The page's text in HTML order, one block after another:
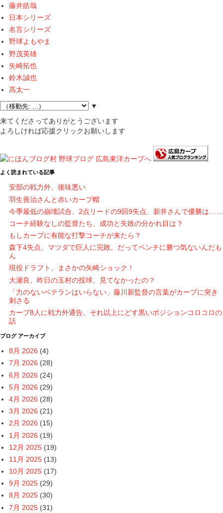
藤井皓哉
日本シリーズ
名言シリーズ
野球よもやま
野茂英雄
矢崎拓也
鈴木誠也
髙太一
▼
来てくださってありがとうございます
よろしければ応援クリックお願いします
よく読まれている記事
安部の戦力外、後味悪い
羽生善治さんと赤いカープ帽
今季最低の崩壊試合、2点リードの9回9失点、新井さんで優勝は……
コーチ経験なしの監督たち、成功と失敗の分かれ目は？
もしカープに有能な打撃コーチが来たら？
森下4失点、マツダで巨人に完敗。だってベンチに勝つ気ないんだも
ん
現役ドラフト、まさかの矢崎ショック！
大瀬良、昨日の玉村の投球、見てなかったの？
「力のないベテランはいらない」藤川新監督の言葉がカープに突き
刺さる
カープ8人に戦力外通告、それ以上にどす黒いポジションコロコロの
話
ブログ アーカイブ
8月 2026 (4)
7月 2026 (28)
6月 2026 (24)
5月 2026 (29)
4月 2026 (28)
3月 2026 (21)
2月 2026 (15)
1月 2026 (19)
12月 2025 (19)
11月 2025 (13)
10月 2025 (17)
9月 2025 (29)
8月 2025 (30)
7月 2025 (31)